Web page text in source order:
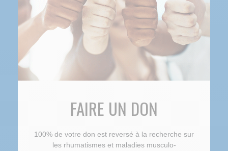
FAIRE UN DON
100% de votre don est reversé à la recherche sur
les rhumatismes et maladies musculo-